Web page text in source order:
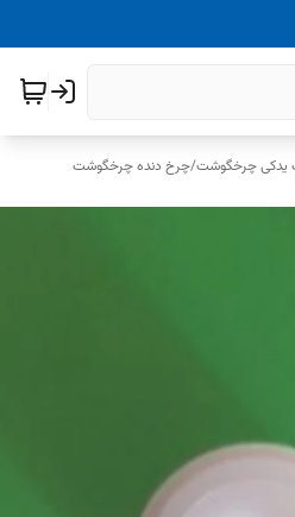
یدکی چرخگوشت/چرخ دنده چرخگوشت